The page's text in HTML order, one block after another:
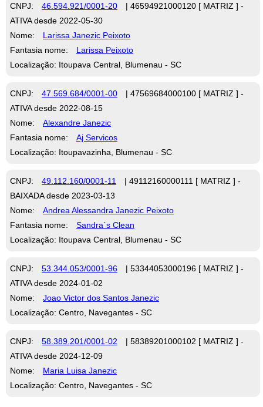
CNPJ: 46.594.921/0001-20
| 46594921000120 [ MATRIZ ] -
ATIVA desde 2022-05-30
Nome:
Larissa Janezic Peixoto
Fantasia nome:
Larissa Peixoto
Localização: Itoupava Central, Blumenau - SC
CNPJ: 47.569.684/0001-00
| 47569684000100 [ MATRIZ ] -
ATIVA desde 2022-08-15
Nome:
Alexandre Janezic
Fantasia nome:
Aj Servicos
Localização: Itoupavazinha, Blumenau - SC
CNPJ: 49.112.160/0001-11
| 49112160000111 [ MATRIZ ] -
BAIXADA desde 2023-03-13
Nome:
Andrea Alessandra Janezic Peixoto
Fantasia nome:
Sandra`s Clean
Localização: Itoupava Central, Blumenau - SC
CNPJ: 53.344.053/0001-96
| 53344053000196 [ MATRIZ ] -
ATIVA desde 2024-01-02
Nome:
Joao Victor dos Santos Janezic
Localização: Centro, Navegantes - SC
CNPJ: 58.389.201/0001-02
| 58389201000102 [ MATRIZ ] -
ATIVA desde 2024-12-09
Nome:
Maria Luisa Janezic
Localização: Centro, Navegantes - SC